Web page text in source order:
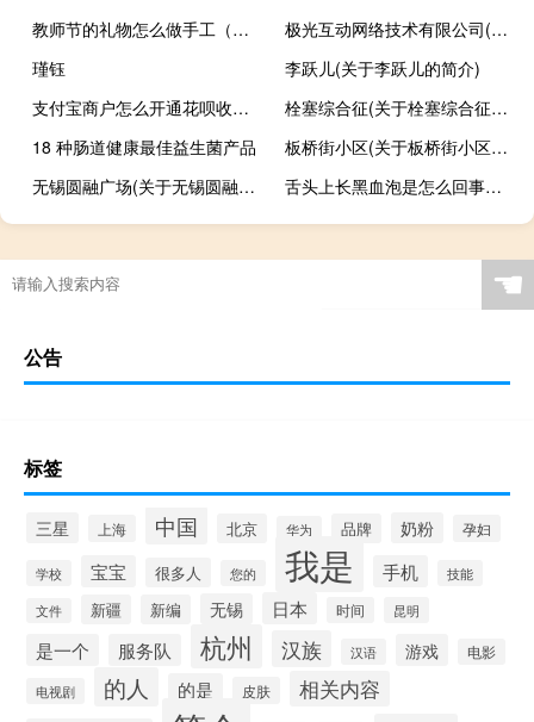
教师节的礼物怎么做手工（教师节的礼物怎么做）
极光互动网络技术有限公司(关于极光互动网络技术有限公司的简介)
瑾钰
李跃儿(关于李跃儿的简介)
支付宝商户怎么开通花呗收款（支付宝开通商家花呗收款的方法）
栓塞综合征(关于栓塞综合征的简介)
18 种肠道健康最佳益生菌产品
板桥街小区(关于板桥街小区的简介)
无锡圆融广场(关于无锡圆融广场的简介)
舌头上长黑血泡是怎么回事（舌头上起黑血泡是什么原因）
☚
公告
标签
三星 上海 中国 北京 华为 品牌 奶粉 孕妇
学校 宝宝 很多人 您的 我是 手机 技能
文件 新疆 新编 无锡 日本 时间 昆明
是一个 服务队 杭州 汉族 汉语 游戏 电影
电视剧 的人 的是 皮肤 相关内容